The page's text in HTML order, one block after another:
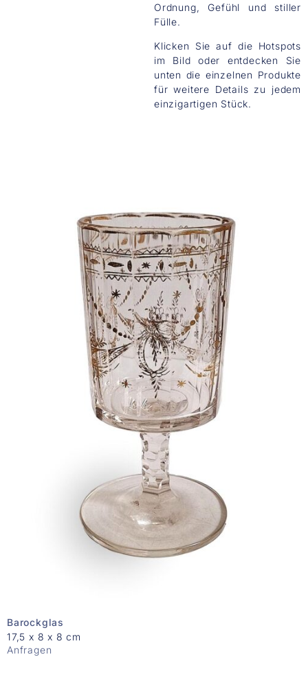
Ordnung, Gefühl und stiller
Fülle.
Klicken Sie auf die Hotspots
im Bild oder entdecken Sie
unten die einzelnen Produkte
für weitere Details zu jedem
einzigartigen Stück.
Barockglas
17,5 x 8 x 8 cm
Anfragen